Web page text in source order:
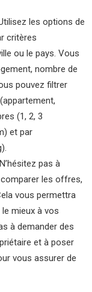
les options de
critères
ou le pays. Vous
nombre de
pouvez filtrer
(1, 2, 3
et par
N’hésitez pas à
les offres,
vous permettra
mieux à vos
à demander des
et à poser
vous assurer de